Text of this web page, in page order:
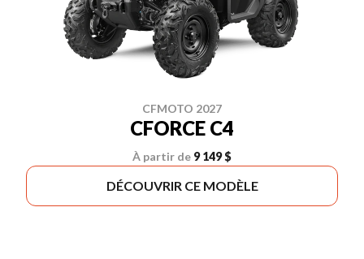
CFMOTO 2027
CFORCE C4
À partir de 9 149 $
DÉCOUVRIR CE MODÈLE